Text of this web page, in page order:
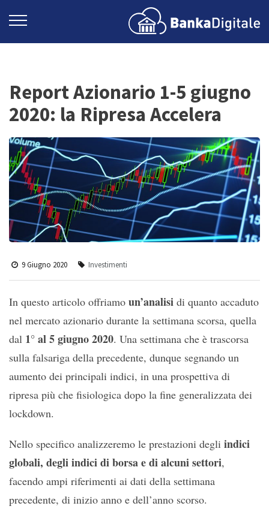
Report Azionario 1-5 giugno
2020: la Ripresa Accelera
9 Giugno 2020 Investimenti
In questo articolo offriamo un’analisi di quanto accaduto
nel mercato azionario durante la settimana scorsa, quella
dal 1° al 5 giugno 2020. Una settimana che è trascorsa
sulla falsariga della precedente, dunque segnando un
aumento dei principali indici, in una prospettiva di
ripresa più che fisiologica dopo la fine generalizzata dei
lockdown.
Nello specifico analizzeremo le prestazioni degli indici
globali, degli indici di borsa e di alcuni settori,
facendo ampi riferimenti ai dati della settimana
precedente, di inizio anno e dell’anno scorso.